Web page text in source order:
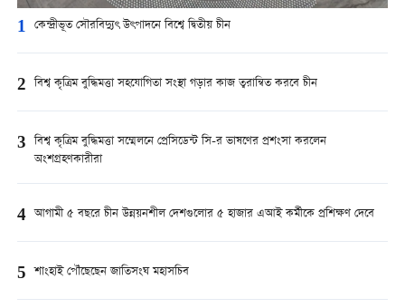
1 কেন্দ্রীভূত সৌরবিদ্যুৎ উৎপাদনে বিশ্বে দ্বিতীয় চীন
2 বিশ্ব কৃত্রিম বুদ্ধিমত্তা সহযোগিতা সংস্থা গড়ার কাজ ত্বরান্বিত করবে চীন
3 বিশ্ব কৃত্রিম বুদ্ধিমত্তা সম্মেলনে প্রেসিডেন্ট সি-র ভাষণের প্রশংসা করলেন
অংশগ্রহণকারীরা
4 আগামী ৫ বছরে চীন উন্নয়নশীল দেশগুলোর ৫ হাজার এআই কর্মীকে প্রশিক্ষণ দেবে
5 শাংহাই পৌঁছেছেন জাতিসংঘ মহাসচিব